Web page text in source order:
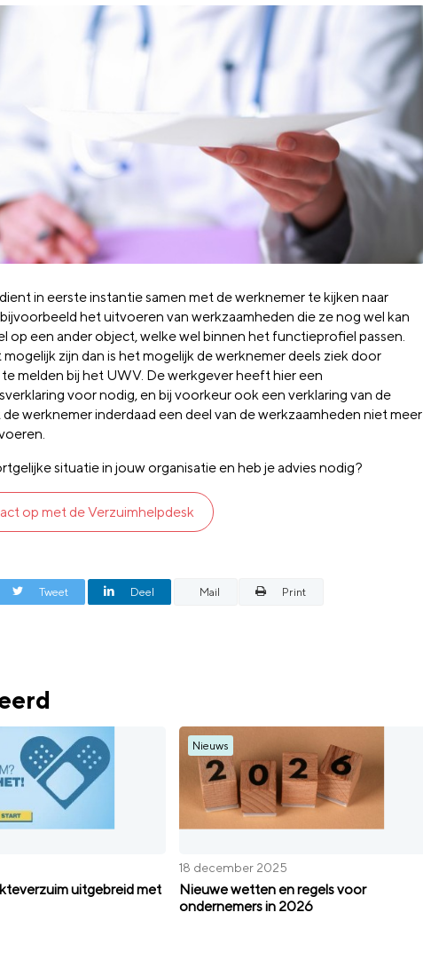
in eerste instantie samen met de werknemer te kijken naar
het uitvoeren van werkzaamheden die ze nog wel kan
op een ander object, welke wel binnen het functieprofiel passen.
zijn dan is het mogelijk de werknemer deels ziek door
melden bij het UWV. De werkgever heeft hier een
voor nodig, en bij voorkeur ook een verklaring van de
werknemer inderdaad een deel van de werkzaamheden niet meer
situatie in jouw organisatie en heb je advies nodig?
op met de Verzuimhelpdesk
Tweet Deel Mail Print
uitgebreid met
Nieuws
18 december 2025
Nieuwe wetten en regels voor
ondernemers in 2026